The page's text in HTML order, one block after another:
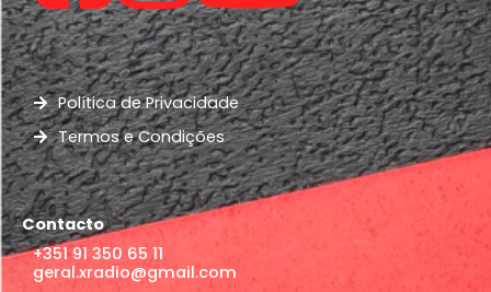
Política de Privacidade
Termos e Condições
Contacto
+351 91 350 65 11
geral.xradio@gmail.com